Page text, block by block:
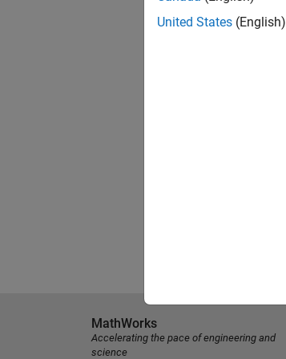
United States (English)
MathWorks
Accelerating the pace of engineering and
science